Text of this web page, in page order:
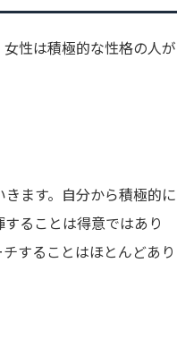
性は積極的な性格の人が
ます。自分から積極的に
ることは得意ではあり
することはほとんどあり